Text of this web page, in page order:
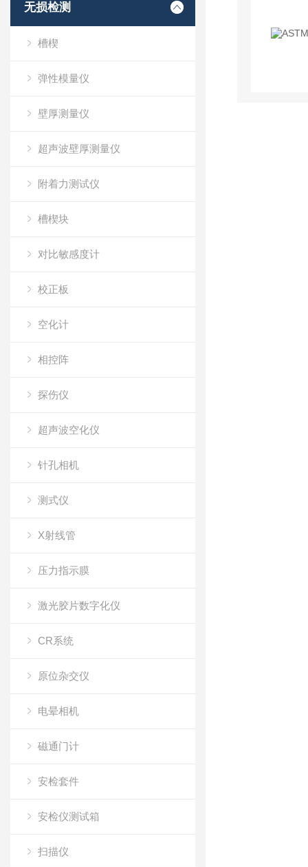
无损检测
槽楔
弹性模量仪
壁厚测量仪
超声波壁厚测量仪
附着力测试仪
槽楔块
对比敏感度计
校正板
空化计
相控阵
探伤仪
超声波空化仪
针孔相机
测式仪
X射线管
压力指示膜
激光胶片数字化仪
CR系统
原位杂交仪
电晕相机
磁通门计
安检套件
安检仪测试箱
扫描仪